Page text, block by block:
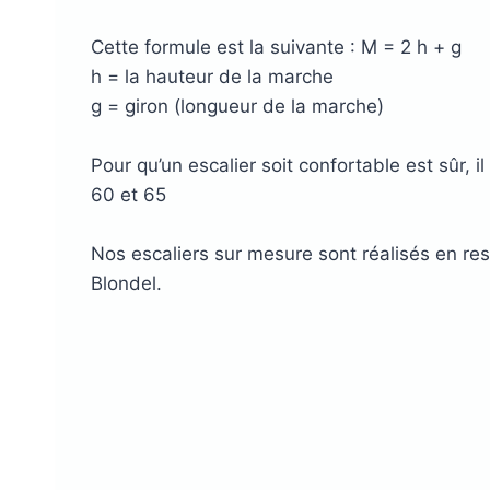
en aluminium
LAMBOURDES
EN ALUMINIUM
Cette formule est la suivante : M = 2 h + g
h = la hauteur de la marche
g = giron (longueur de la marche)
Pour qu’un escalier soit confortable est sûr,
60 et 65
Nos escaliers sur mesure sont réalisés en
Blondel.